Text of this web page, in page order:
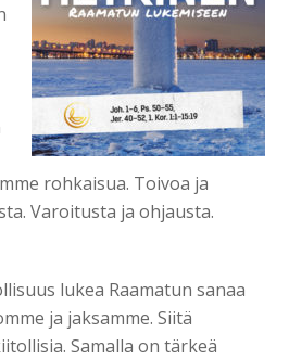
rohkaisua. Toivoa ja
Varoitusta ja ohjausta.
lukea Raamatun sanaa
ja jaksamme. Siitä
Samalla on tärkeä